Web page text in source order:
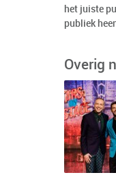
het juiste
publiek
Overig